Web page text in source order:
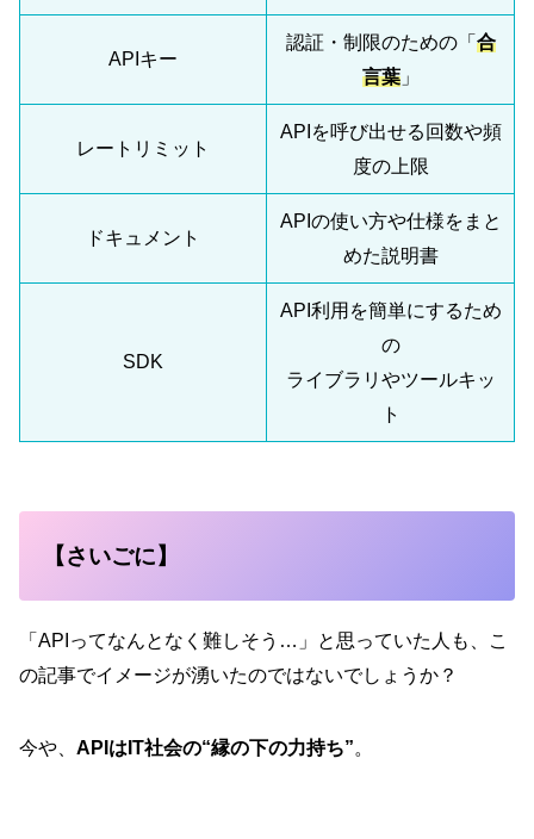
APIキー
認証・制限のための「 合
言葉」
レートリミット
APIを呼び出せる回数や頻
度の上限
ドキュメント
APIの使い方や仕様をまと
めた説明書
SDK
API利用を簡単にするため
の
ライブラリやツールキッ
ト
【さいごに】
「APIってなんとなく難しそう…」と思っていた人も、こ
の記事でイメージが湧いたのではないでしょうか？
今や、 APIはIT社会の“縁の下の力持ち”。